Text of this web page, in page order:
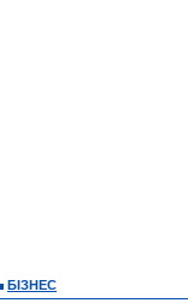
БІЗНЕС